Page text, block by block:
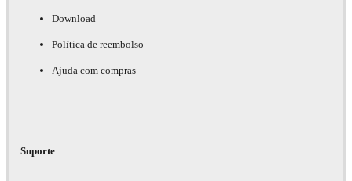
Download
Política de reembolso
Ajuda com compras
Suporte